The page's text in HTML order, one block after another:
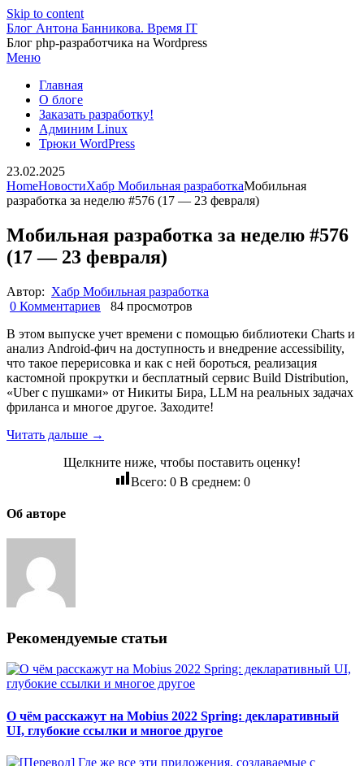
Skip to content
Блог Антона Банникова. Время IT
Блог php-разработчика на Wordpress
Меню
Главная
О блоге
Заказать разработку!
Админим Linux
Трюки WordPress
23.02.2025
HomeНовостиХабр Мобильная разработкаМобильная
разработка за неделю #576 (17 — 23 февраля)
Мобильная разработка за неделю #576
(17 — 23 февраля)
Автор: Хабр Мобильная разработка
0 Комментариев
84 просмотров
В этом выпуске учет времени с помощью библиотеки Charts и
анализ Android-фич на доступность и внедрение accessibility,
что такое перерисовка и как с ней бороться, реализация
кастомной прокрутки и бесплатный сервис Build Distribution,
«Uber с пушками» от Никиты Бира, LLM на реальных задачах
фриланса и многое другое. Заходите!
Читать дальше →
Щелкните ниже, чтобы поставить оценку!
Всего: 0В среднем: 0
Об авторе
Рекомендуемые статьи
О чём расскажут на Mobius 2022 Spring: декларативный
UI, глубокие ссылки и многое другое